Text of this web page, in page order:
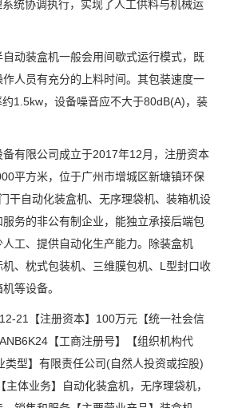
统协调执行，实现了人工供料与机械运
装盒机一般会用间歇式运行模式，既
人员有充分的上料时间。其包装速度一
1.5kw，设备噪音应不大于80dB(A)，装
限公司成立于2017年12月，注册资本
平方米，位于广州市增城区新塘镇环保
干自动化装盒机、无序理袋机、装箱机设
务的非公有制企业，能独立承接后端包
工、提供自动化生产能力。除装盒机
、枕式包装机、三维膜包机、L型封口收
等设备。
21【注册资本】100万元【统一社会信
【工商注册号】【组织机构代
类型】有限责任公司(自然人投资或控股)
主体业务】自动化装盒机，无序理袋机，